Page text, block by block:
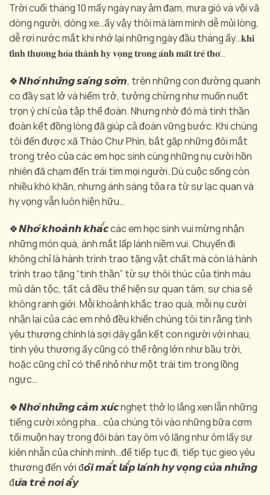
Trời cuối tháng 10 mấy ngày nay ảm đạm, mưa gió và vội vã
dòng người, dòng xe…ấy vậy thôi mà làm mình dễ mủi lòng,
dễ rơi nước mắt khi nhớ lại những ngày đầu tháng ấy…𝐤𝐡𝐢
𝐭𝐢̀𝐧𝐡 𝐭𝐡𝐮̛𝐨̛𝐧𝐠 𝐡𝐨́𝐚 𝐭𝐡𝐚̀𝐧𝐡 𝐡𝐲 𝐯𝐨̣𝐧𝐠 𝐭𝐫𝐨𝐧𝐠 𝐚́𝐧𝐡 𝐦𝐚̆́𝐭 𝐭𝐫𝐞̉ 𝐭𝐡𝐨̛…
🍀𝙉𝙝𝙤̛́ 𝙣𝙝𝙪̛̃𝙣𝙜 𝙨𝙖́𝙣𝙜 𝙨𝙤̛́𝙢, trên những con đường quanh
co đầy sạt lở và hiểm trở, tưởng chừng như muốn nuốt
trọn ý chí của tập thể đoàn. Nhưng nhờ đó mà tinh thần
đoàn kết đồng lòng đã giúp cả đoàn vững bước. Khi chúng
tôi đến được xã Thào Chư Phìn, bắt gặp những đôi mắt
trong trẻo của các em học sinh cùng những nụ cười hồn
nhiên đã chạm đến trái tim mọi người. Dù cuộc sống còn
nhiều khó khăn, nhưng ánh sáng tỏa ra từ sự lạc quan và
hy vọng vẫn luôn hiện hữu…
🍀𝙉𝙝𝙤̛́ 𝙠𝙝𝙤𝙖̉𝙣𝙝 𝙠𝙝𝙖̆́𝙘 các em học sinh vui mừng nhận
những món quà, ánh mắt lấp lánh niềm vui. Chuyến đi
không chỉ là hành trình trao tặng vật chất mà còn là hành
trình trao tặng “tinh thần” từ sự thôi thúc của tình máu
mủ dân tộc, tất cả đều thể hiện sự quan tâm, sự chia sẻ
không ranh giới. Mỗi khoảnh khắc trao quà, mỗi nụ cười
nhận lại của các em nhỏ đều khiến chúng tôi tin rằng tình
yêu thương chính là sợi dây gắn kết con người với nhau,
tình yêu thương ấy cũng có thể rộng lớn như bầu trời,
hoặc cũng chỉ có thể nhỏ như một trái tim trong lồng
ngực…
🍀𝙉𝙝𝙤̛́ 𝙣𝙝𝙪̛̃𝙣𝙜 𝙘𝙖̉𝙢 𝙭𝙪́𝙘 nghẹt thở lo lắng xen lẫn những
tiếng cười xông pha… của chúng tôi vào những bữa cơm
tối muộn hay trong đôi bàn tay ôm vô lăng như ôm lấy sự
kiên nhẫn của chính mình…để tiếp tục đi, tiếp tục gieo yêu
thương đến với đ𝙤̂𝙞 𝙢𝙖̆́𝙩 𝙡𝙖̂́𝙥 𝙡𝙖́𝙣𝙝 𝙝𝙮 𝙫𝙤̣𝙣𝙜 𝙘𝙪̉𝙖 𝙣𝙝𝙪̛̃𝙣𝙜
đ𝙪̛́𝙖 𝙩𝙧𝙚̉ 𝙣𝙤̛𝙞 𝙖̂́𝙮